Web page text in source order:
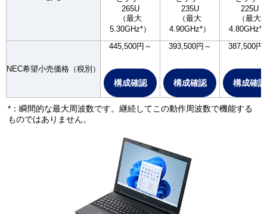
265U
（最大
5.30GHz*）
235U
（最大
4.90GHz*）
225U
（最大
4.80GHz*
NEC希望小売価格（税別）
445,500円～
構成確認
393,500円～
構成確認
387,500円
構成確認
*：瞬間的な最大周波数です。継続してこの動作周波数で機能する
ものではありません。